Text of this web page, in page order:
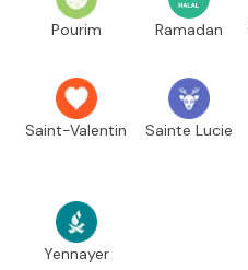
Pourim Ramadan
Saint-Valentin Sainte Lucie
Yennayer